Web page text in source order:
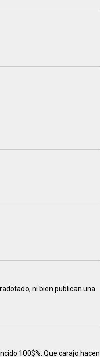
ni bien publican una
100$%. Que carajo hacen